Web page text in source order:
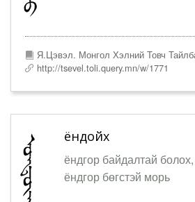
Я.Цэвэл. Монгол Хэлний Товч
http://tsevel.toli.query.mn/w/1771
ёндойх
ёндгор байдалтай
ёндгор бөгстэй морь